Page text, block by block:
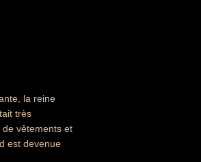
la reine
très
vêtements et
est devenue